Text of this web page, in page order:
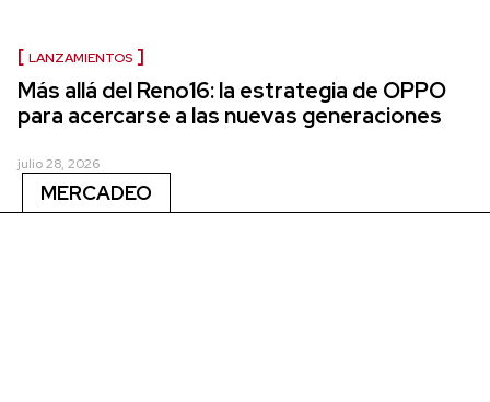
LANZAMIENTOS
Más allá del Reno16: la estrategia de OPPO
para acercarse a las nuevas generaciones
julio 28, 2026
MERCADEO